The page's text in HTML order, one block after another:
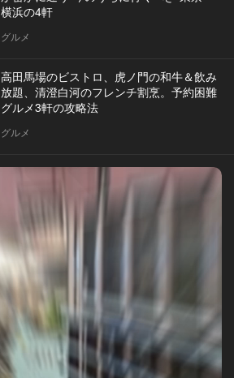
横浜の4軒
グルメ
高田馬場のビストロ、虎ノ門の和牛＆飲み
放題、清澄白河のフレンチ割烹。予約困難
グルメ3軒の攻略法
グルメ